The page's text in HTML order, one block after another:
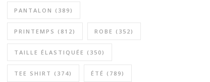
PANTALON (389)
PRINTEMPS (812) ROBE (352)
TAILLE ÉLASTIQUÉE (350)
TEE SHIRT (374) ÉTÉ (789)